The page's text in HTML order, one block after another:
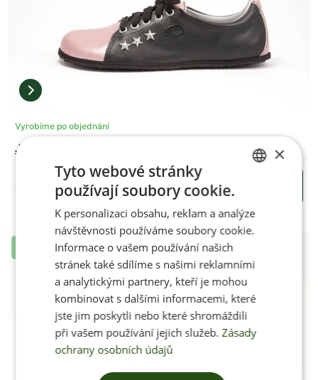
Vyrobíme po objednání
Jenon Leather AIR ROCKSTAR PINK
3350 Kč
ENGLISH
×
Tyto webové stránky
používají soubory cookie.
K personalizaci obsahu, reklam a analýze
návštěvnosti používáme soubory cookie.
Informace o vašem používání našich
stránek také sdílíme s našimi reklamními
a analytickými partnery, kteří je mohou
kombinovat s dalšími informacemi, které
jste jim poskytli nebo které shromáždili
při vašem používání jejich služeb. Zásady
ochrany osobních údajů